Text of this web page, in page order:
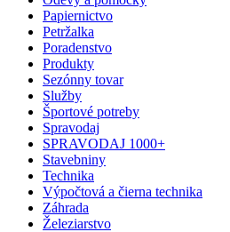
Papiernictvo
Petržalka
Poradenstvo
Produkty
Sezónny tovar
Služby
Športové potreby
Spravodaj
SPRAVODAJ 1000+
Stavebniny
Technika
Výpočtová a čierna technika
Záhrada
Železiarstvo